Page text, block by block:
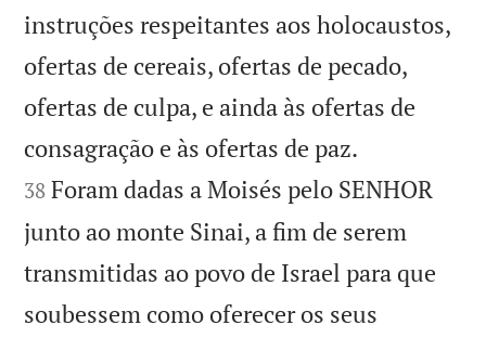
instruções respeitantes aos holocaustos,
ofertas de cereais, ofertas de pecado,
ofertas de culpa, e ainda às ofertas de
consagração e às ofertas de paz.
38 Foram dadas a Moisés pelo SENHOR
junto ao monte Sinai, a fim de serem
transmitidas ao povo de Israel para que
soubessem como oferecer os seus